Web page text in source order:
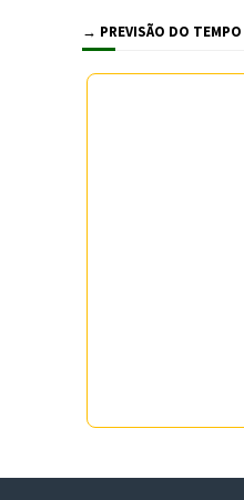
→ PREVISÃO DO TEMPO